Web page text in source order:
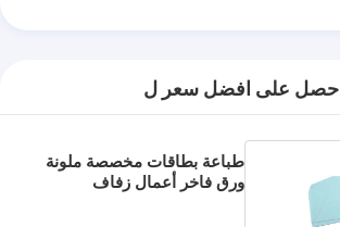
احصل على افضل سعر ل
طباعة بطاقات مخصصة ملونة
ورق فاخر أعمال زفاف